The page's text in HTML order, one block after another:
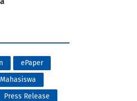
ePaper
Press Release